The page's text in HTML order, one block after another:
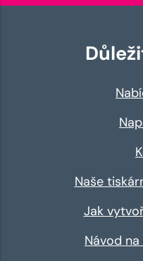
Naše
Jak
Návod